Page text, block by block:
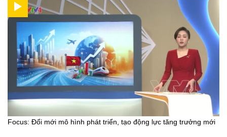
Focus: Đổi mới mô hình phát triển, tạo động lực tăng trưởng mới